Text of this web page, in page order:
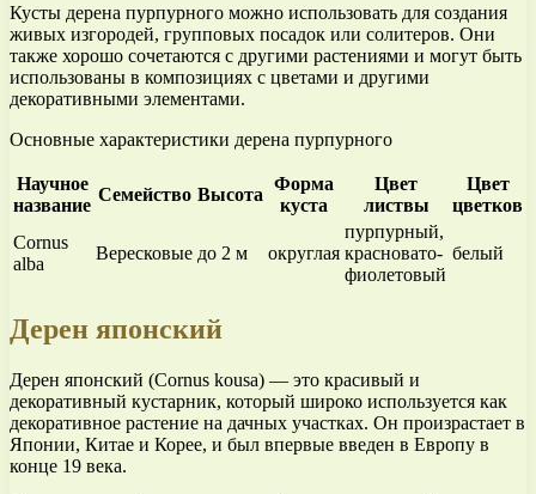
Кусты дерена пурпурного можно использовать для создания
живых изгородей, групповых посадок или солитеров. Они
также хорошо сочетаются с другими растениями и могут быть
использованы в композициях с цветами и другими
декоративными элементами.
Основные характеристики дерена пурпурного
Научное
название
Семейство Высота
Форма
куста
Цвет
листвы
Цвет
цветков
Cornus
alba
Вересковые до 2 м округлая
пурпурный,
красновато-
фиолетовый
белый
Дерен японский
Дерен японский (Cornus kousa) — это красивый и
декоративный кустарник, который широко используется как
декоративное растение на дачных участках. Он произрастает в
Японии, Китае и Корее, и был впервые введен в Европу в
конце 19 века.